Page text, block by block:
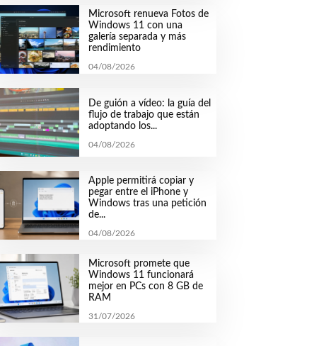
Microsoft renueva Fotos de
Windows 11 con una
galería separada y más
rendimiento
04/08/2026
De guión a vídeo: la guía del
flujo de trabajo que están
adoptando los...
04/08/2026
Apple permitirá copiar y
pegar entre el iPhone y
Windows tras una petición
de...
04/08/2026
Microsoft promete que
Windows 11 funcionará
mejor en PCs con 8 GB de
RAM
31/07/2026